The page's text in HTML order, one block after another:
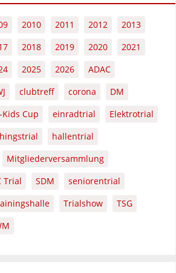
2010 2011 2012
2013
2018 2019 2020
2021
2025 2026
ADAC
clubtreff corona
DM
Kids Cup einradtrial
Elektrotrial
hallentrial
Mitgliederversammlung
Trial SDM
seniorentrial
Trialshow
TSG